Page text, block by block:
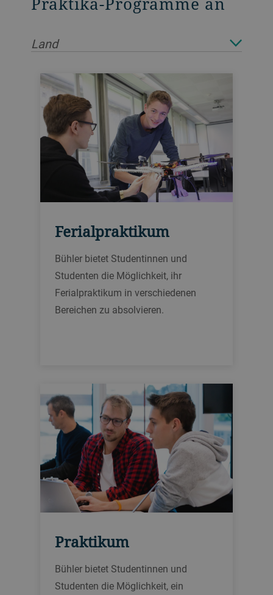
Land
Ferialpraktikum
Bühler bietet Studentinnen und
Studenten die Möglichkeit, ihr
Ferialpraktikum in verschiedenen
Bereichen zu absolvieren.
Praktikum
Bühler bietet Studentinnen und
Studenten die Möglichkeit, ein